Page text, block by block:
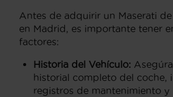
Antes de adquirir un Maserati
en Madrid, es importante tener
factores:
Historia del Vehículo:
historial completo del coche,
registros de mantenimiento y